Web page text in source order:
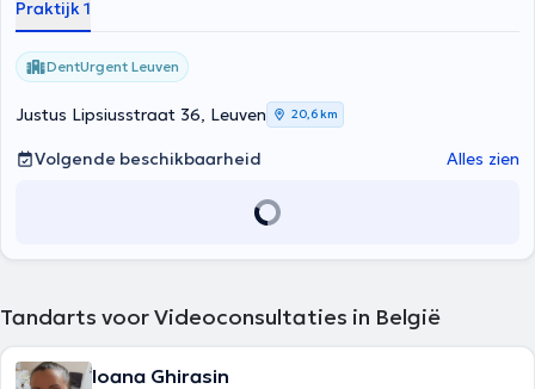
Praktijk 1
DentUrgent Leuven
Justus Lipsiusstraat 36, Leuven 20,6 km
Volgende beschikbaarheid Alles zien
Tandarts voor Videoconsultaties in België
Ioana Ghirasin